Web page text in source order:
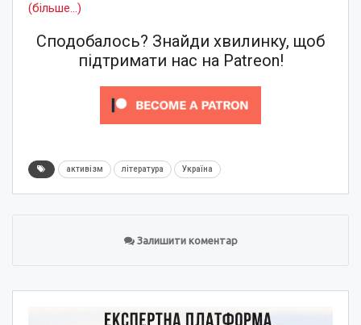
(більше…)
Сподобалось? Знайди хвилинку, щоб
підтримати нас на Patreon!
активізм література Україна
Залишити коментар